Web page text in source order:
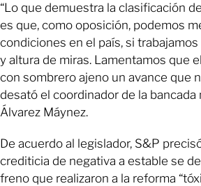
“Lo que demuestra la clasificación
es que, como oposición, podemos
condiciones en el país, si
y altura de miras. Lamentamos que
con sombrero ajeno un avance que
desató el coordinador de la bancada
Álvarez Máynez.
De acuerdo al legislador, S&P
crediticia de negativa a estable se
freno que realizaron a la reforma